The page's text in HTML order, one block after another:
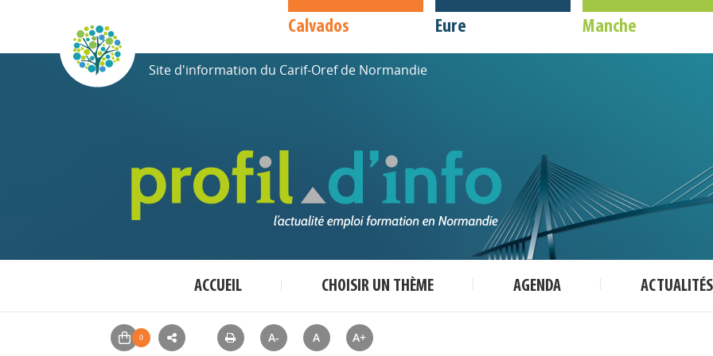
Calvados Eure Manche
Site d'information du Carif-Oref de Normandie
ACCUEIL CHOISIR UN THÈME AGENDA ACTUALITÉS
A- A A+